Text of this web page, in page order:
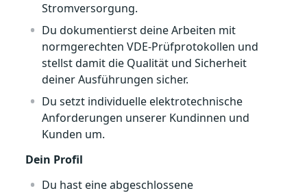
Stromversorgung.
Du dokumentierst deine Arbeiten mit
normgerechten VDE-Prüfprotokollen und
stellst damit die Qualität und Sicherheit
deiner Ausführungen sicher.
Du setzt individuelle elektrotechnische
Anforderungen unserer Kundinnen und
Kunden um.
Dein Profil
Du hast eine abgeschlossene